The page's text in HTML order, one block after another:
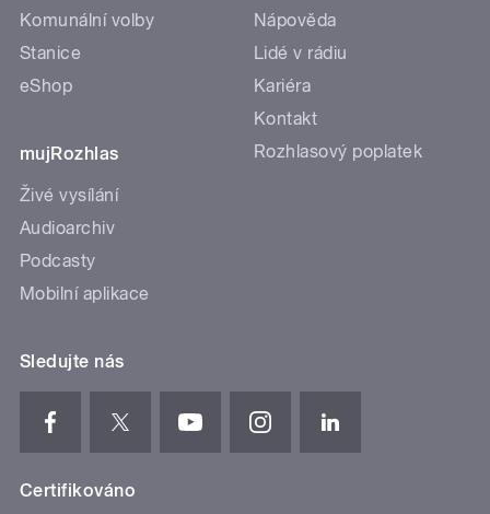
Komunální volby
Stanice
eShop
mujRozhlas
Živé vysílání
Audioarchiv
Podcasty
Mobilní aplikace
Nápověda
Lidé v rádiu
Kariéra
Kontakt
Rozhlasový poplatek
Sledujte nás
Certifikováno